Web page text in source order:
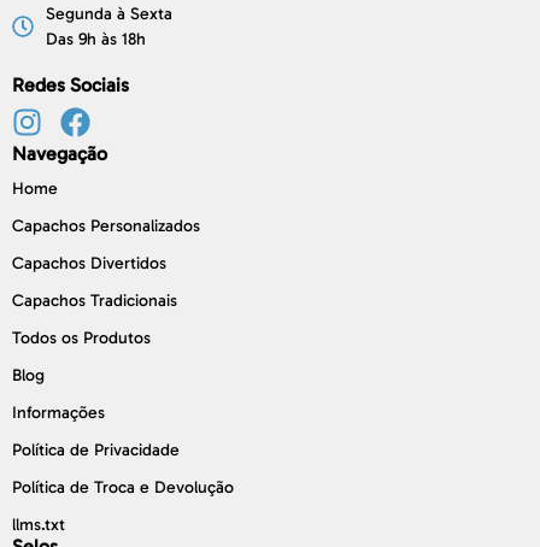
Segunda à Sexta
Das 9h às 18h
Redes Sociais
Navegação
Home
Capachos Personalizados
Capachos Divertidos
Capachos Tradicionais
Todos os Produtos
Blog
Informações
Política de Privacidade
Política de Troca e Devolução
llms.txt